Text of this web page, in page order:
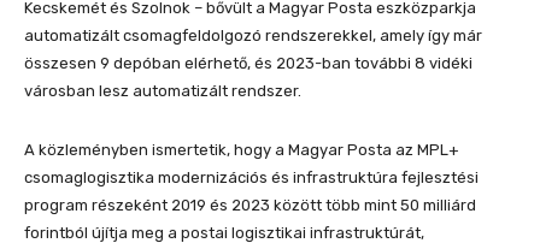
Kecskemét és Szolnok – bővült a Magyar Posta eszközparkja
automatizált csomagfeldolgozó rendszerekkel, amely így már
összesen 9 depóban elérhető, és 2023-ban további 8 vidéki
városban lesz automatizált rendszer.
A közleményben ismertetik, hogy a Magyar Posta az MPL+
csomaglogisztika modernizációs és infrastruktúra fejlesztési
program részeként 2019 és 2023 között több mint 50 milliárd
forintból újítja meg a postai logisztikai infrastruktúrát,